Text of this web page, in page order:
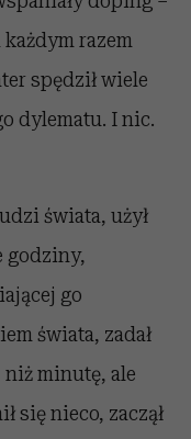
razem
spędził wiele
dylematu. I nic.
świata, użył
godziny,
go
świata, zadał
niż minutę, ale
się nieco, zaczął